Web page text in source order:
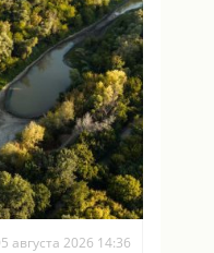
августа 2026 14:36